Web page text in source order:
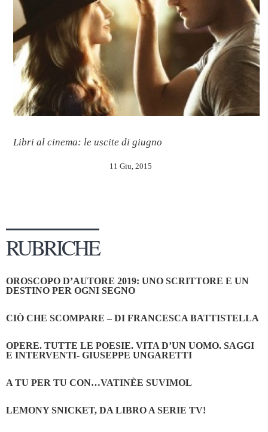
Libri al cinema: le uscite di giugno
11 Giu, 2015
RUBRICHE
OROSCOPO D’AUTORE 2019: UNO SCRITTORE E UN
DESTINO PER OGNI SEGNO
CIÒ CHE SCOMPARE – DI FRANCESCA BATTISTELLA
OPERE. TUTTE LE POESIE. VITA D’UN UOMO. SAGGI
E INTERVENTI- GIUSEPPE UNGARETTI
A TU PER TU CON…VATINÈE SUVIMOL
LEMONY SNICKET, DA LIBRO A SERIE TV!